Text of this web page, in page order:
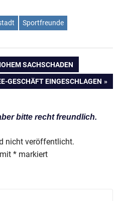
Anzeige
Sportfreunde
SACHSCHADEN
GESCHÄFT EINGESCHLAGEN
bitte recht freundlich.
nicht veröffentlicht.
* markiert